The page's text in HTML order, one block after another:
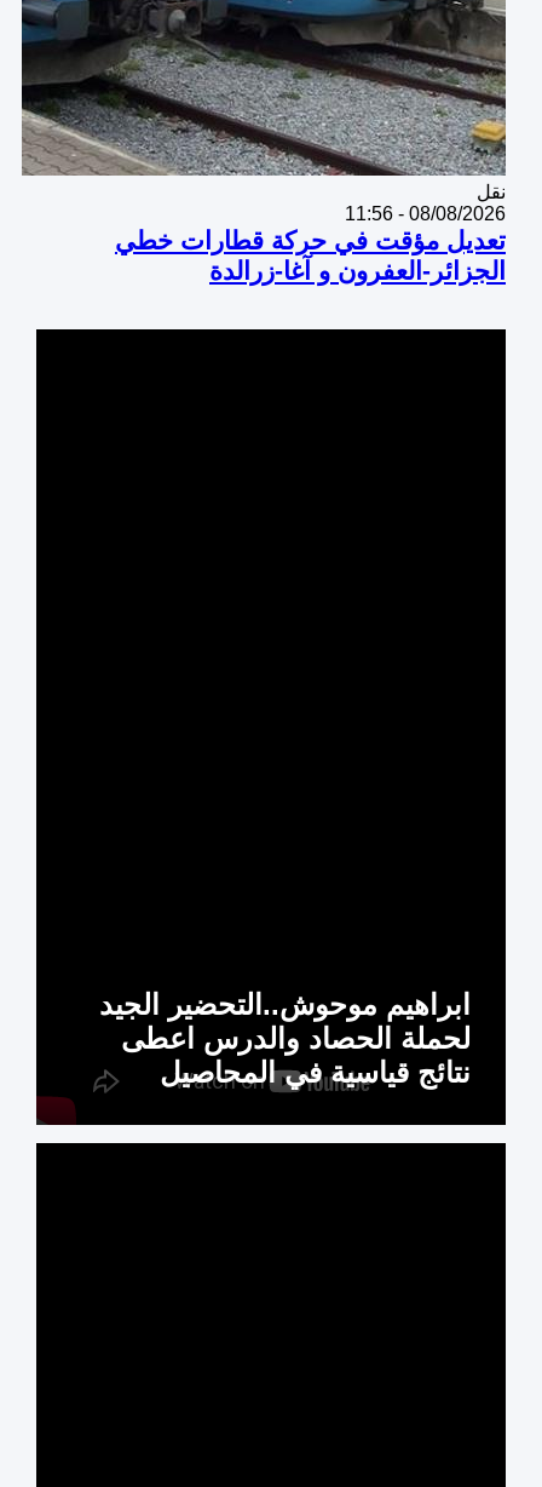
Catégorie
نقل
08/08/2026 - 11:56
تعديل مؤقت في حركة قطارات خطي
الجزائر-العفرون و آغا-زرالدة
ابراهيم موحوش..التحضير الجيد
لحملة الحصاد والدرس اعطى
نتائج قياسية في المحاصيل